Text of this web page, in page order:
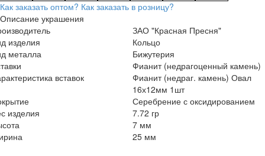
Как заказать оптом? Как заказать в розницу?
Описание украшения
ЗАО "Красная Пресня"
изделия
Кольцо
металла
Бижутерия
Фианит (недрагоценный камень)
вставок
Фианит (недраг. камень) Овал
16х12мм 1шт
Серебрение с оксидированием
изделия
7.72 гр
7 мм
25 мм